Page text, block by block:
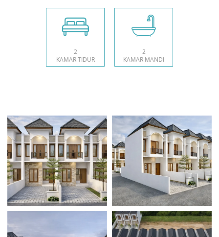
2
KAMAR TIDUR
2
KAMAR MANDI